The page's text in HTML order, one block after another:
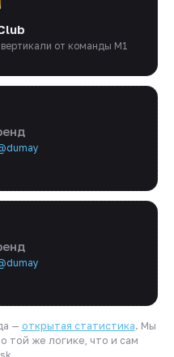
от команды M1
— открытая статистика. Мы
той же логике, что и сам